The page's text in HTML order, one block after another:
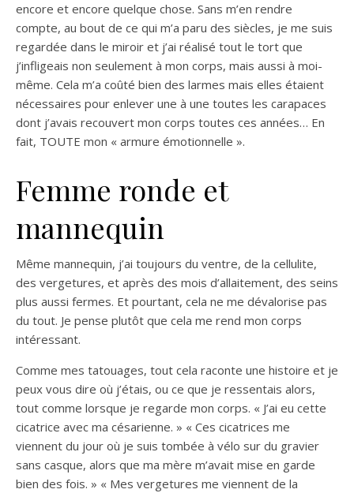
encore et encore quelque chose. Sans m’en rendre
compte, au bout de ce qui m’a paru des siècles, je me suis
regardée dans le miroir et j’ai réalisé tout le tort que
j’infligeais non seulement à mon corps, mais aussi à moi-
même. Cela m’a coûté bien des larmes mais elles étaient
nécessaires pour enlever une à une toutes les carapaces
dont j’avais recouvert mon corps toutes ces années… En
fait, TOUTE mon « armure émotionnelle ».
Femme ronde et
mannequin
Même mannequin, j’ai toujours du ventre, de la cellulite,
des vergetures, et après des mois d’allaitement, des seins
plus aussi fermes. Et pourtant, cela ne me dévalorise pas
du tout. Je pense plutôt que cela me rend mon corps
intéressant.
Comme mes tatouages, tout cela raconte une histoire et je
peux vous dire où j’étais, ou ce que je ressentais alors,
tout comme lorsque je regarde mon corps. « J’ai eu cette
cicatrice avec ma césarienne. » « Ces cicatrices me
viennent du jour où je suis tombée à vélo sur du gravier
sans casque, alors que ma mère m’avait mise en garde
bien des fois. » « Mes vergetures me viennent de la